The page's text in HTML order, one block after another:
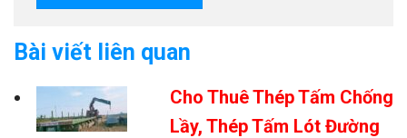
Bài viết liên quan
Cho Thuê Thép Tấm Chống
Lầy, Thép Tấm Lót Đường